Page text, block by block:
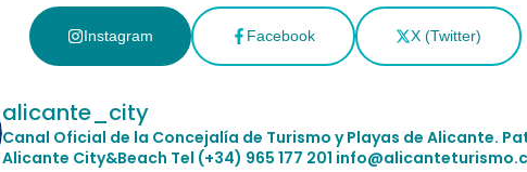
Instagram Facebook X (Twitter)
alicante_city
Canal Oficial de la Concejalía de Turismo y Playas de Alicante.
Alicante City&Beach Tel (+34) 965 177 201